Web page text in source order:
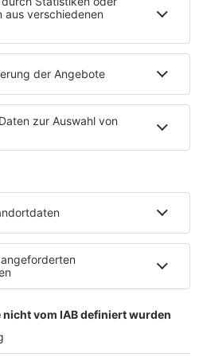
ein neues Fahrradparkhaus
Klinik bietet es
auf dem …